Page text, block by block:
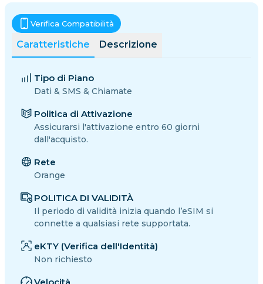
Caratteristiche Descrizione
Verifica Compatibilità
Tipo di Piano
Dati & SMS & Chiamate
Politica di Attivazione
Assicurarsi l'attivazione entro 60 giorni
dall'acquisto.
Rete
Orange
POLITICA DI VALIDITÀ
Il periodo di validità inizia quando l’eSIM si
connette a qualsiasi rete supportata.
eKTY (Verifica dell'Identità)
Non richiesto
Velocità